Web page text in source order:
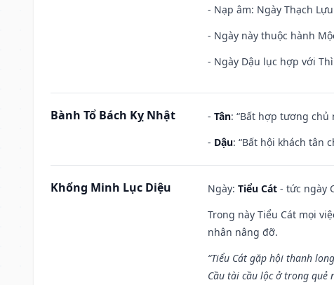
- Nạp âm: Ngày Thạch
- Ngày này thuộc hành
- Ngày Dậu lục hợp với
Bành Tổ Bách Kỵ Nhật - Tân: “Bất hợp tương
- Dậu: “Bất hội khách tân
Khổng Minh Lục Diệu Ngày: Tiểu Cát - tức ngày
Trong này Tiểu Cát mọi
nhân nâng đỡ.
“Tiểu Cát gặp hội thanh long
Cầu tài cầu lộc ở trong quẻ